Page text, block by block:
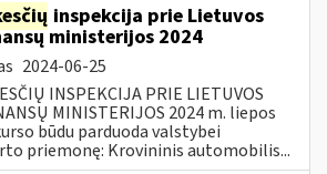
inspekcija prie Lietuvos
ministerijos 2024
2024-06-25
INSPEKCIJA PRIE LIETUVOS
MINISTERIJOS 2024 m. liepos
būdu parduoda valstybei
priemonę: Krovininis automobilis...